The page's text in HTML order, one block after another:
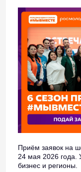
Приём заявок на
24 мая 2026 года.
бизнес и регионы.